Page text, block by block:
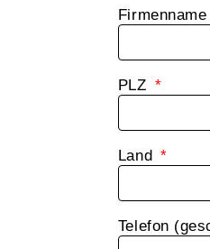
Firmenname
PLZ
Land
Telefon